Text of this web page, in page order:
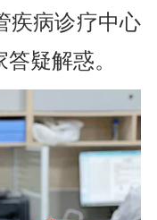
疾病诊疗中心
答疑解惑。